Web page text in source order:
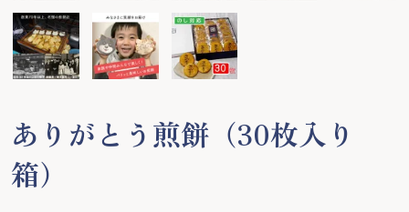
ありがとう煎餅（30枚入り
箱）